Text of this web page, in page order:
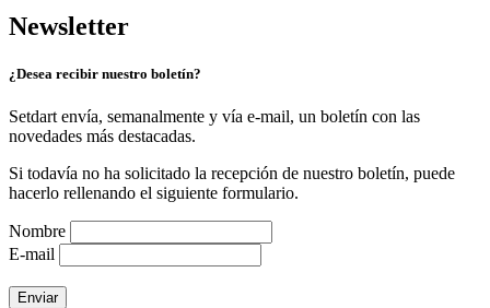
Newsletter
¿Desea recibir nuestro boletín?
Setdart envía, semanalmente y vía e-mail, un boletín con las
novedades más destacadas.
Si todavía no ha solicitado la recepción de nuestro boletín, puede
hacerlo rellenando el siguiente formulario.
Nombre
E-mail